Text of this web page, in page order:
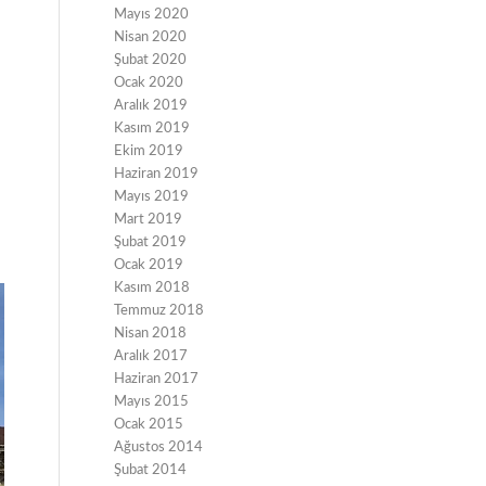
Mayıs 2020
Nisan 2020
Şubat 2020
Ocak 2020
Aralık 2019
Kasım 2019
Ekim 2019
Haziran 2019
Mayıs 2019
Mart 2019
Şubat 2019
Ocak 2019
Kasım 2018
Temmuz 2018
Nisan 2018
Aralık 2017
Haziran 2017
Mayıs 2015
Ocak 2015
Ağustos 2014
Şubat 2014